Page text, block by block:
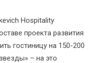
Hospitality
проекта развития
гостиницу на 150-200
– на это